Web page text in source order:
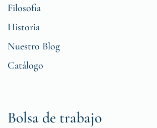
Filosofia
Historia
Nuestro Blog
Catálogo
Bolsa de trabajo